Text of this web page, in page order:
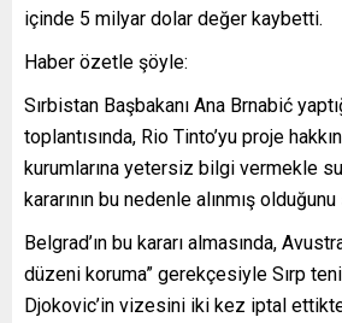
içinde 5 milyar dolar değer kaybetti.
Haber özetle şöyle:
Sırbistan Başbakanı Ana Brnabić
toplantısında, Rio Tinto’yu proje
kurumlarına yetersiz bilgi vermekle
kararının bu nedenle alınmış
Belgrad’ın bu kararı almasında,
düzeni koruma” gerekçesiyle Sırp
Djokovic’in vizesini iki kez iptal